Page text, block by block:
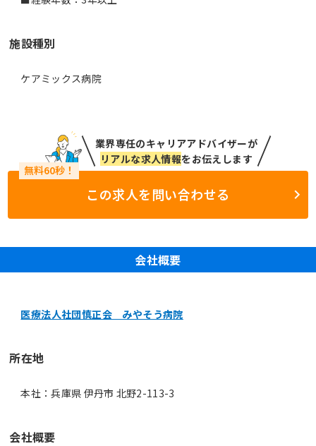
施設種別
ケアミックス病院
業界専任のキャリアアドバイザーが
リアルな求人情報をお伝えします
この求人を問い合わせる
会社概要
医療法人社団慎正会 みやそう病院
所在地
本社：兵庫県 伊丹市 北野2-113-3
会社概要